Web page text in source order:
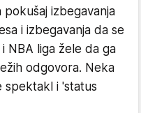
pokušaj izbegavanja
i izbegavanja da se
NBA liga žele da ga
odgovora. Neka
i 'status